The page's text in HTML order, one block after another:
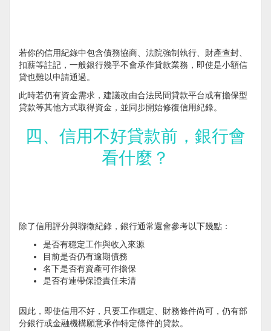
若你的信用紀錄中包含債務協商、法院強制執行、財產查封、
扣薪等註記，一般銀行幾乎不會承作貸款業務，即使是小額信
貸也難以申請通過。
此時若仍有資金需求，建議改由合法民間貸款平台或有擔保型
貸款等其他方式取得資金，並同步開始修復信用紀錄。
四、信用不好貸款前，銀行會
看什麼？
除了信用評分與聯徵紀錄，銀行通常還會參考以下幾點：
是否有穩定工作與收入來源
目前是否仍有逾期債務
名下是否有資產可作擔保
是否有連帶保證責任未清
因此，即使信用不好，只要工作穩定、財務條件尚可，仍有部
分銀行或金融機構願意承作特定條件的貸款。